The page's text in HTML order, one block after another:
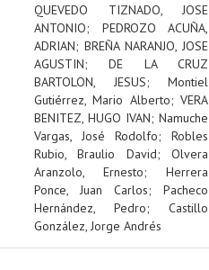
QUEVEDO TIZNADO, JOSE
ANTONIO; PEDROZO ACUÑA,
ADRIAN; BREÑA NARANJO, JOSE
AGUSTIN;DE LA CRUZ
BARTOLON, JESUS; Montiel
Gutiérrez, Mario Alberto;VERA
BENITEZ, HUGO IVAN; Namuche
Vargas, José Rodolfo; Robles
Rubio, Braulio David;Olvera
Aranzolo, Ernesto; Herrera
Ponce, Juan Carlos; Pacheco
Hernández, Pedro; Castillo
González, Jorge Andrés